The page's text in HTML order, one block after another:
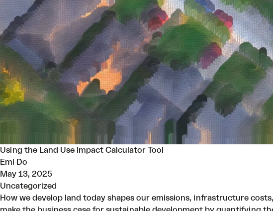
Using the Land Use Impact Calculator Tool
Emi Do
May 13, 2025
Uncategorized
How we develop land today shapes our emissions, infrastructure